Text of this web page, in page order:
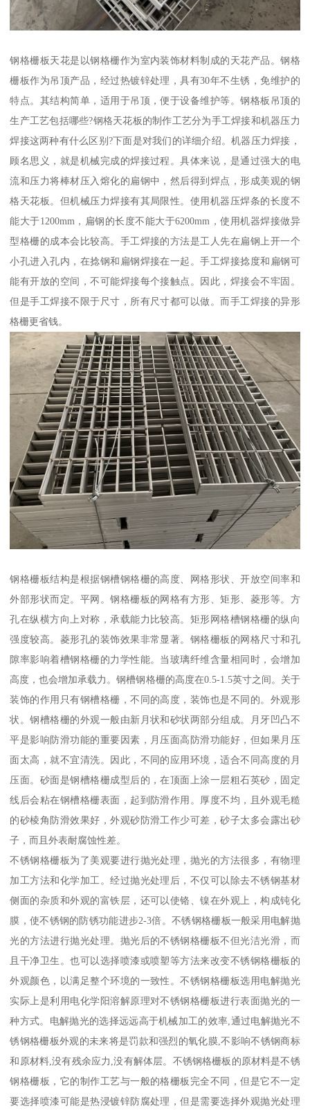
钢格栅板天花是以钢格栅作为室内装饰材料制成的天花产品。钢格
栅板作为吊顶产品，经过热镀锌处理，具有30年不生锈，免维护的
特点。其结构简单，适用于吊顶，便于设备维护等。钢格板吊顶的
生产工艺包括哪些?钢格天花板的制作工艺分为手工焊接和机器压力
焊接这两种有什么区别?下面是对我们的详细介绍。机器压力焊接，
顾名思义，就是机械完成的焊接过程。具体来说，是通过强大的电
流和压力将棒材压入熔化的扁钢中，然后得到焊点，形成美观的钢
格天花板。但机械压力焊接有其局限性。使用机器压焊条的长度不
能大于1200mm，扁钢的长度不能大于6200mm，使用机器焊接做异
型格栅的成本会比较高。手工焊接的方法是工人先在扁钢上开一个
小孔进入孔内，在捻钢和扁钢焊接在一起。手工焊接捻度和扁钢可
能有开放的空间，不可能焊接每个接触点。因此，焊接会不牢固。
但是手工焊接不限于尺寸，所有尺寸都可以做。而手工焊接的异形
格栅更省钱。
钢格栅板结构是根据钢槽钢格栅的高度、网格形状、开放空间率和
外部形状而定。平网。钢格栅板的网格有方形、矩形、菱形等。方
孔在纵横方向上对称，承载能力比较高。矩形网格槽钢格栅的纵向
强度较高。菱形孔的装饰效果非常显著。钢格栅板的网格尺寸和孔
隙率影响着槽钢格栅的力学性能。当玻璃纤维含量相同时，会增加
高度，也会增加承载力。钢槽钢格栅的高度在0.5-1.5英寸之间。关于
装饰的作用只有钢槽格栅，不同的高度，装饰也是不同的。外观形
状。钢槽格栅的外观一般由新月状和砂状两部分组成。月牙凹凸不
平是影响防滑功能的重要因素，月压面高防滑功能好，但如果月压
面太高，就不宜清洗。因此，不同的应用环境，适合不同高度的月
压面。砂面是钢槽格栅成型后的，在顶面上涂一层粗石英砂，固定
线后会粘在钢槽格栅表面，起到防滑作用。厚度不均，且外观毛糙
的砂棱角防滑效果好，外观砂防滑工作少可差，砂子太多会露出砂
子，而且外表耐腐蚀性差。
不锈钢格栅板为了美观要进行抛光处理，抛光的方法很多，有物理
加工方法和化学加工。经过抛光处理后，不仅可以除去不锈钢基材
侧面的杂质和外观的富铁层，还可以使铬、镍在外观上，构成钝化
膜，使不锈钢的防锈功能进步2-3倍。不锈钢格栅板一般采用电解抛
光的方法进行抛光处理。抛光后的不锈钢格栅板不但光洁光滑，而
且干净卫生。也可以选择喷漆或喷塑等方法来改变不锈钢格栅板的
外观颜色，以满足整个环境的一致性。不锈钢格栅板选用电解抛光
实际上是利用电化学阳溶解原理对不锈钢格栅板进行表面抛光的一
种方式。电解抛光的选择远远高于机械加工的效率,通过电解抛光不
锈钢格栅板外观的未来将是罚款和强烈的氧化膜,不影响不锈钢商标
和原材料,没有残余应力,没有解体层。不锈钢格栅板的原材料是不锈
钢格栅板，它的制作工艺与一般的格栅板完全不同，但是它不一定
要选择喷漆可能是热浸镀锌防腐处理，但是需要选择外观抛光处理